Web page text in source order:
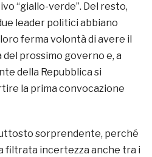
“giallo-verde”. Del resto,
leader politici abbiano
loro ferma volontà di avere il
del prossimo governo e, a
della Repubblica si
la prima convocazione
sorprendente, perché
filtrata incertezza anche tra i